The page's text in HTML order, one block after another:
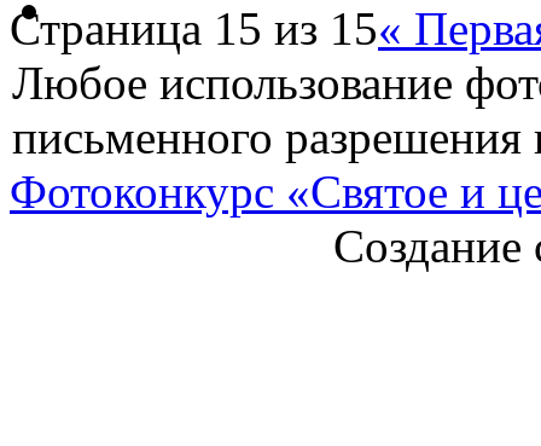
Страница 15 из 15«
Любое использование
письменного разрешения
Фотоконкурс «Святое и
Создание